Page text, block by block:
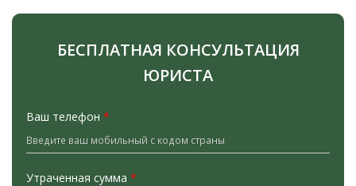
БЕСПЛАТНАЯ КОНСУЛЬТАЦИЯ
ЮРИСТА
Ваш телефон *
Утраченная сумма *